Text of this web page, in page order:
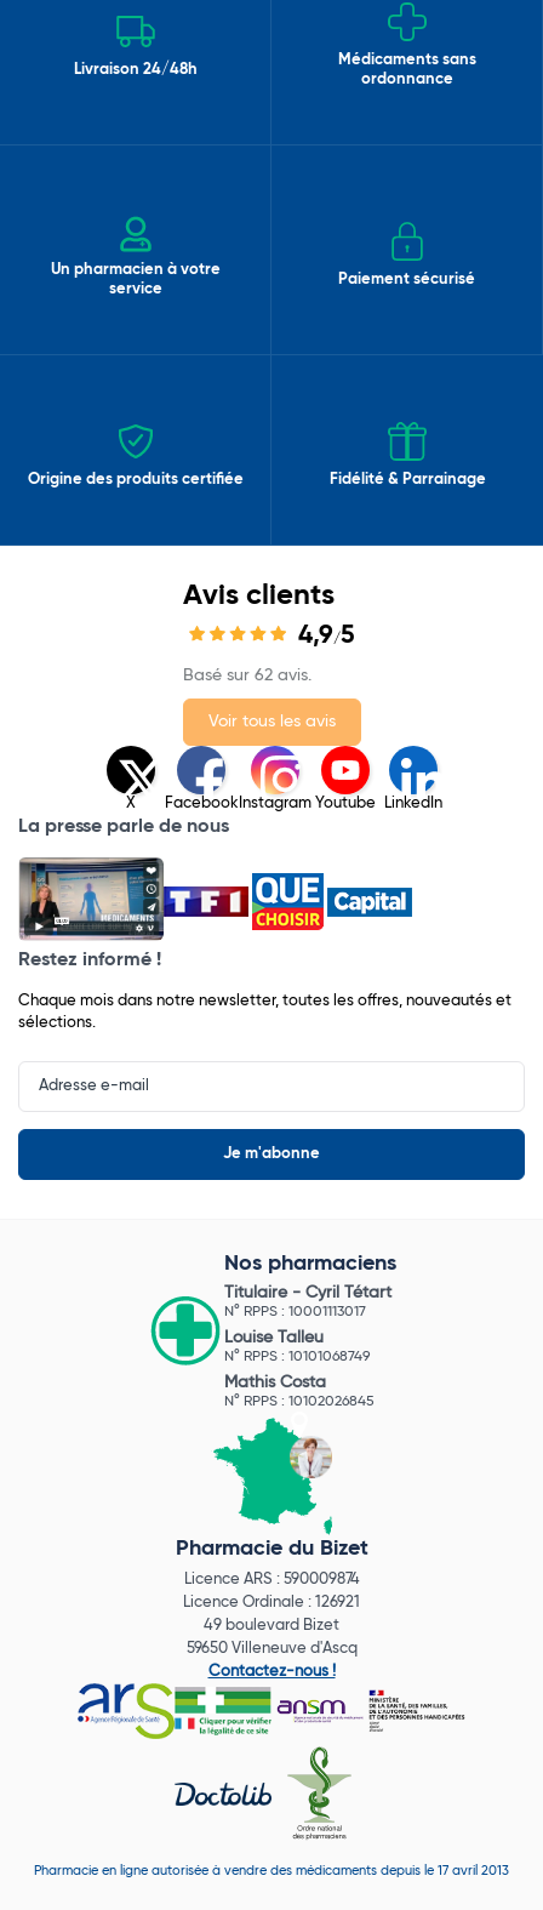
Livraison 24/48h
Médicaments sans
ordonnance
Un pharmacien à votre
service
Paiement sécurisé
Origine des produits certifiée Fidélité & Parrainage
Avis clients
4,9/5
Basé sur 62 avis.
Voir tous les avis
X Facebook Instagram Youtube LinkedIn
La presse parle de nous
Restez informé !
Chaque mois dans notre newsletter, toutes les offres, nouveautés et
sélections.
Input
Newsletter
Nos pharmaciens
Titulaire - Cyril Tétart
N° RPPS : 10001113017
Louise Talleu
N° RPPS : 10101068749
Mathis Costa
N° RPPS : 10102026845
Pharmacie du Bizet
Licence ARS : 590009874
Licence Ordinale : 126921
49 boulevard Bizet
59650 Villeneuve d'Ascq
Contactez-nous !
Pharmacie en ligne autorisée à vendre des médicaments depuis le 17 avril 2013